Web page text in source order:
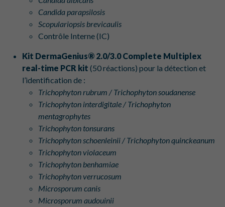
Candida parapsilosis
Scopulariopsis brevicaulis
Contrôle Interne (IC)
‍Kit DermaGenius® 2.0/3.0 Complete Multiplex
real-time PCR kit (50 réactions) pour la détection et
l’identification de :
Trichophyton rubrum / Trichophyton soudanense
Trichophyton interdigitale / Trichophyton
mentagrophytes
Trichophyton tonsurans
Trichophyton schoenleinii / Trichophyton quinckeanum
Trichophyton violaceum
Trichophyton benhamiae
Trichophyton verrucosum
Microsporum canis
Microsporum audouinii